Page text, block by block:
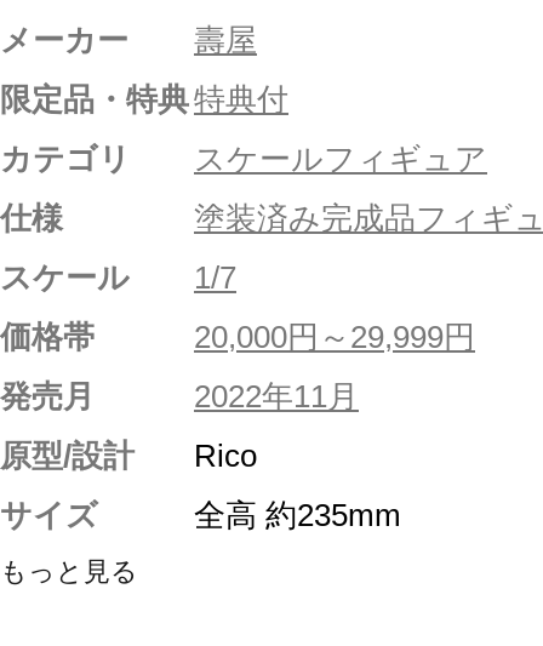
メーカー
壽屋
限定品・特典特典付
カテゴリ
スケールフィギュア
仕様
塗装済み完成品フィギ
スケール
1/7
価格帯
20,000円～29,999円
発売月
2022年11月
原型/設計
Rico
サイズ
全高 約235mm
もっと見る